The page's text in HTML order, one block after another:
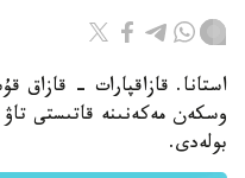
استانا. قازاقپارات - قازاق
وسكەن مەكەنىنە قاتىستى
بولەدى.